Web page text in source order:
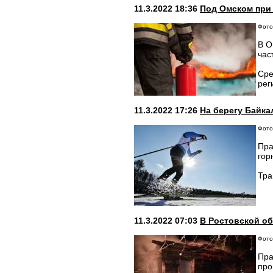
11.3.2022 18:36 Под Омском при
В
11.3.2022 17:26 На берегу
11.3.2022 07:03 В Ростовской